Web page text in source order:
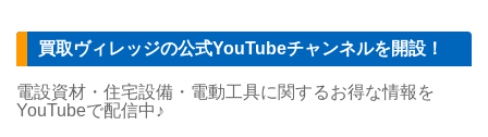
買取ヴィレッジの公式YouTubeチャンネルを開設！
電設資材・住宅設備・電動工具に関するお得な情報を
YouTubeで配信中♪